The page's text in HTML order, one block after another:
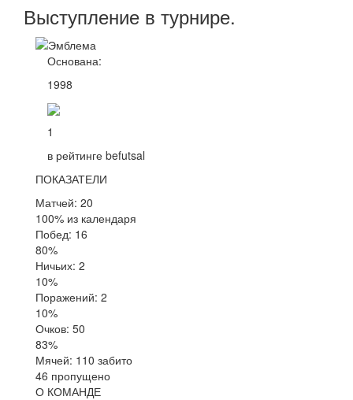
Выступление в турнире.
Основана:
1998
1
в рейтинге befutsal
ПОКАЗАТЕЛИ
Матчей: 20
100% из календаря
Побед: 16
80%
Ничьих: 2
10%
Поражений: 2
10%
Очков: 50
83%
Мячей: 110 забито
46 пропущено
О КОМАНДЕ